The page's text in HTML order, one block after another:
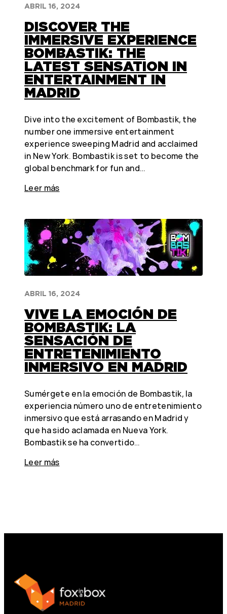
ABRIL 16, 2024
DISCOVER THE
IMMERSIVE EXPERIENCE
BOMBASTIK: THE
LATEST SENSATION IN
ENTERTAINMENT IN
MADRID
Dive into the excitement of Bombastik, the
number one immersive entertainment
experience sweeping Madrid and acclaimed
in New York. Bombastik is set to become the
global benchmark for fun and…
Leer más
ABRIL 16, 2024
VIVE LA EMOCIÓN DE
BOMBASTIK: LA
SENSACIÓN DE
ENTRETENIMIENTO
INMERSIVO EN MADRID
Sumérgete en la emoción de Bombastik, la
experiencia número uno de entretenimiento
inmersivo que está arrasando en Madrid y
que ha sido aclamada en Nueva York.
Bombastik se ha convertido…
Leer más